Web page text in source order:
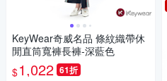
KeyWear奇威名品 條紋織帶休
閒直筒寬褲長褲-深藍色
$1,022 61折